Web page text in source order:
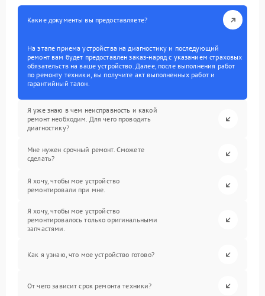
Какие документы вы предоставляете?
На этапе приема устройства на диагностику и последующий
ремонт вам будет предоставлен заказ-наряд с указанием страховых
обязательств на ваше устройство. Далее, после выполнения работ
по ремонту техники, вы получите акт выполненных работ и
гарантийный талон.
Я уже знаю в чем неисправность и какой
ремонт необходим. Для чего проводить
диагностику?
Мне нужен срочный ремонт. Сможете
сделать?
Я хочу, чтобы мое устройство
ремонтировали при мне.
Я хочу, чтобы мое устройство
ремонтировалось только оригинальными
запчастями.
Как я узнаю, что мое устройство готово?
От чего зависит срок ремонта техники?